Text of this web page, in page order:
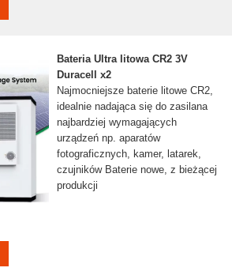
Bateria Ultra litowa CR2 3V
Duracell x2
Najmocniejsze baterie litowe CR2,
idealnie nadająca się do zasilana
najbardziej wymagających
urządzeń np. aparatów
fotograficznych, kamer, latarek,
czujników Baterie nowe, z bieżącej
produkcji